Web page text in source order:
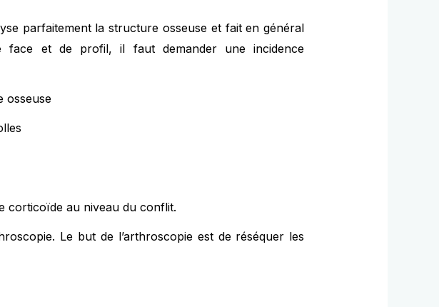
parfaitement la structure osseuse et fait en général
face et de profil, il faut demander une incidence
osseuse
corticoïde au niveau du conflit.
Le but de l’arthroscopie est de réséquer les